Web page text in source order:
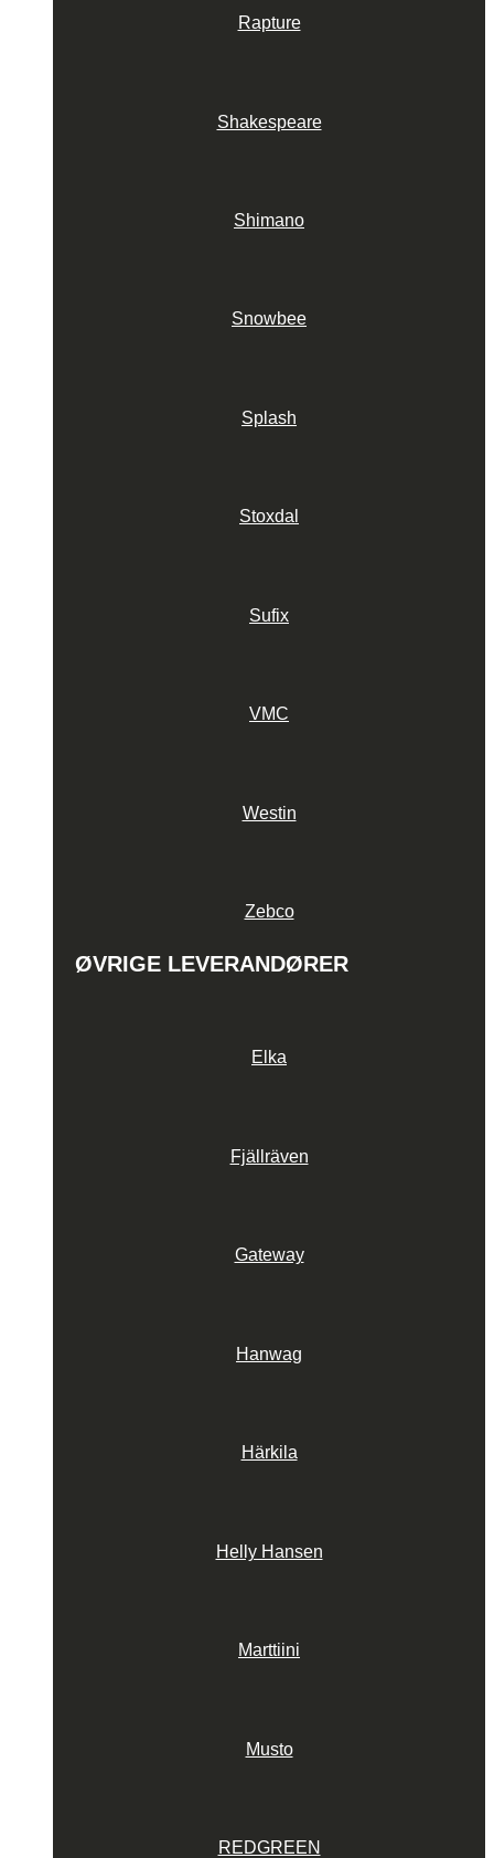
Rapture
Shakespeare
Shimano
Snowbee
Splash
Stoxdal
Sufix
VMC
Westin
Zebco
ØVRIGE LEVERANDØRER
Elka
Fjällräven
Gateway
Hanwag
Härkila
Helly Hansen
Marttiini
Musto
REDGREEN